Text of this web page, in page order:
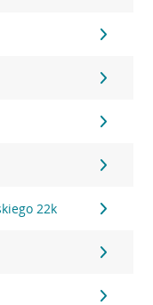
22k